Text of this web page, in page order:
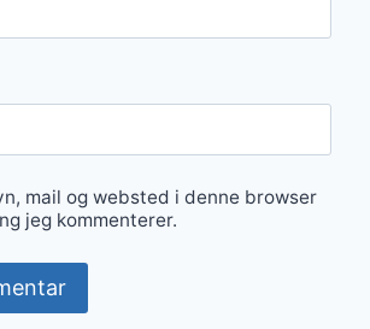
mail og websted i denne browser
jeg kommenterer.